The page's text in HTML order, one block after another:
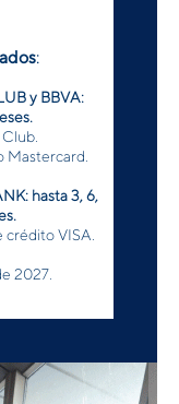
:
y BBVA:
Mastercard.
hasta 3, 6,
crédito VISA.
2027.